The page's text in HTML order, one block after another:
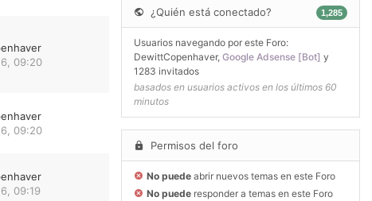
09:20
09:20
09:19
¿Quién está conectado? 1,285
Usuarios navegando por este Foro:
DewittCopenhaver, Google Adsense [Bot] y
1283 invitados
basados en usuarios activos en los últimos 60
minutos
Permisos del foro
No puede abrir nuevos temas en este Foro
No puede responder a temas en este Foro